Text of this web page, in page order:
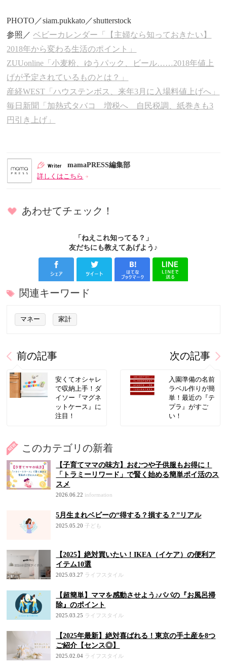
PHOTO／siam.pukkato／shutterstock
参照／ベビーカレンダー「【主婦なら知っておきたい】
2018年から変わる生活のポイント」
ZUUonline「小麦粉、ゆうパック、ビール……2018年値上
げが予定されているものとは？」
産経WEST「ハウステンボス、来年3月に入場料値上げへ」
毎日新聞「加熱式タバコ 増税へ 自民税調、紙巻きも3
円引き上げ」
mamaPRESS編集部
詳しくはこちら
あわせてチェック！
「ねえこれ知ってる？」
友だちにも教えてあげよう♪
関連キーワード
マネー 家計
前の記事
安くてオシャレ
で収納上手！ダ
イソー『マグネ
ットケース』に
注目！
次の記事
入園準備の名前
ラベル作りが簡
単！最近の『テ
プラ』がすご
い！
このカテゴリの新着
【子育てママの味方】おむつや子供服もお得に！
「トラミーリワード」で賢く始める簡単ポイ活のス
スメ
2026.06.22 information
5月生まれベビーの“得する？損する？”リアル
2025.05.20 子ども
【2025】絶対買いたい！IKEA（イケア）の便利ア
イテム10選
2025.03.27 ライフスタイル
【超簡単】ママを感動させよう♪パパの『お風呂掃
除』のポイント
2025.03.25 ライフスタイル
【2025年最新】絶対喜ばれる！東京の手土産を8つ
ご紹介【センス◎】
2025.02.04 ライフスタイル